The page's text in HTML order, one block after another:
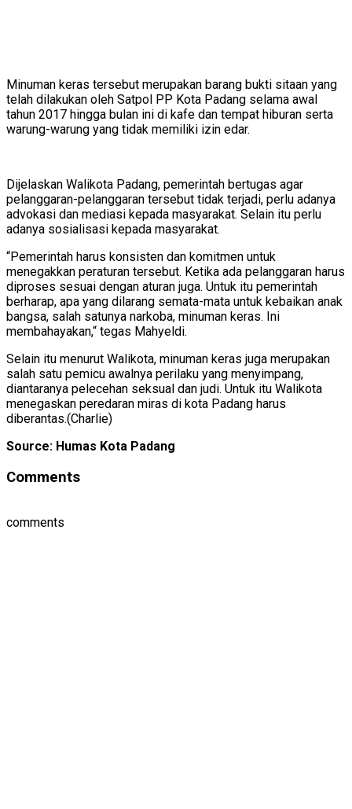
Minuman keras tersebut merupakan barang bukti sitaan yang
telah dilakukan oleh Satpol PP Kota Padang selama awal
tahun 2017 hingga bulan ini di kafe dan tempat hiburan serta
warung-warung yang tidak memiliki izin edar.
Dijelaskan Walikota Padang, pemerintah bertugas agar
pelanggaran-pelanggaran tersebut tidak terjadi, perlu adanya
advokasi dan mediasi kepada masyarakat. Selain itu perlu
adanya sosialisasi kepada masyarakat.
“Pemerintah harus konsisten dan komitmen untuk
menegakkan peraturan tersebut. Ketika ada pelanggaran harus
diproses sesuai dengan aturan juga. Untuk itu pemerintah
berharap, apa yang dilarang semata-mata untuk kebaikan anak
bangsa, salah satunya narkoba, minuman keras. Ini
membahayakan,“ tegas Mahyeldi.
Selain itu menurut Walikota, minuman keras juga merupakan
salah satu pemicu awalnya perilaku yang menyimpang,
diantaranya pelecehan seksual dan judi. Untuk itu Walikota
menegaskan peredaran miras di kota Padang harus
diberantas.(Charlie)
Source: Humas Kota Padang
Comments
comments